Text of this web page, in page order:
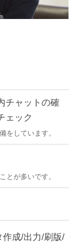
チャットの確
ェック
をしています。
とが多いです。
成/出力/刷版/